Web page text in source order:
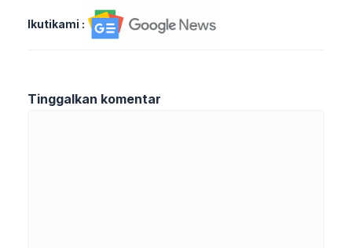
Ikutikami :
Tinggalkan komentar